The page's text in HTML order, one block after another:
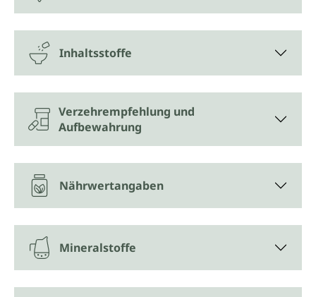
Inhaltsstoffe
Verzehrempfehlung und
Aufbewahrung
Nährwertangaben
Mineralstoffe